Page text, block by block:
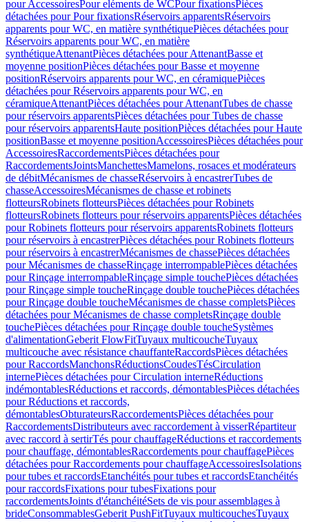
pour AccessoiresPour eléments de WCPour fixationsPièces
détachées pour Pour fixationsRéservoirs apparentsRéservoirs
apparents pour WC, en matière synthétiquePièces détachées pour
Réservoirs apparents pour WC, en matière
synthétiqueAttenantPièces détachées pour AttenantBasse et
moyenne positionPièces détachées pour Basse et moyenne
positionRéservoirs apparents pour WC, en céramiquePièces
détachées pour Réservoirs apparents pour WC, en
céramiqueAttenantPièces détachées pour AttenantTubes de chasse
pour réservoirs apparentsPièces détachées pour Tubes de chasse
pour réservoirs apparentsHaute positionPièces détachées pour Haute
positionBasse et moyenne positionAccessoiresPièces détachées pour
AccessoiresRaccordementsPièces détachées pour
RaccordementsJointsManchettesMamelons, rosaces et modérateurs
de débitMécanismes de chasseRéservoirs à encastrerTubes de
chasseAccessoiresMécanismes de chasse et robinets
flotteursRobinets flotteursPièces détachées pour Robinets
flotteursRobinets flotteurs pour réservoirs apparentsPièces détachées
pour Robinets flotteurs pour réservoirs apparentsRobinets flotteurs
pour réservoirs à encastrerPièces détachées pour Robinets flotteurs
pour réservoirs à encastrerMécanismes de chassePièces détachées
pour Mécanismes de chasseRinçage interrompablePièces détachées
pour Rinçage interrompableRinçage simple touchePièces détachées
pour Rinçage simple toucheRinçage double touchePièces détachées
pour Rinçage double toucheMécanismes de chasse completsPièces
détachées pour Mécanismes de chasse completsRinçage double
touchePièces détachées pour Rinçage double toucheSystèmes
d'alimentationGeberit FlowFitTuyaux multicoucheTuyaux
multicouche avec résistance chauffanteRaccordsPièces détachées
pour RaccordsManchonsRéductionsCoudesTésCirculation
internePièces détachées pour Circulation interneRéductions
indémontablesRéductions et raccords, démontablesPièces détachées
pour Réductions et raccords,
démontablesObturateursRaccordementsPièces détachées pour
RaccordementsDistributeurs avec raccordement à visserRépartiteur
avec raccord à sertirTés pour chauffageRéductions et raccordements
pour chauffage, démontablesRaccordements pour chauffagePièces
détachées pour Raccordements pour chauffageAccessoiresIsolations
pour tubes et raccordsEtanchéités pour tubes et raccordsEtanchéités
pour raccordsFixations pour tubesFixations pour
raccordementsJoints d'étanchéitéSets de vis pour assemblages à
brideConsommablesGeberit PushFitTuyaux multicouchesTuyaux